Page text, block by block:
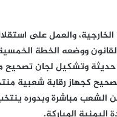
والعمل على
ووضعه الخطة الخمسية
حديثة وتشكيل لجان تصحيح
كجهاز رقابة شعبية
الشعب مباشرة وبدوره